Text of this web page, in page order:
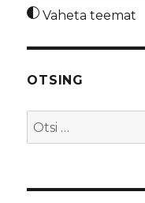
Vaheta teemat
OTSING
Otsi: